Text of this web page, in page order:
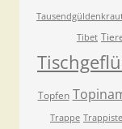
Tibet
Topfen
Trappe